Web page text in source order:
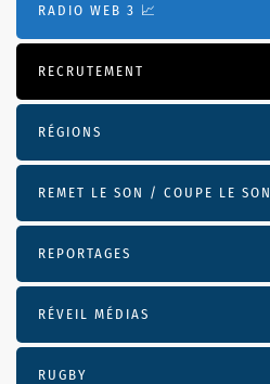
RADIO WEB 3 📈
RECRUTEMENT
RÉGIONS
REMET LE SON / COUPE LE SON
REPORTAGES
RÉVEIL MÉDIAS
RUGBY